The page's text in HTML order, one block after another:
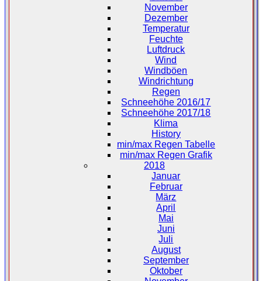
November
Dezember
Temperatur
Feuchte
Luftdruck
Wind
Windböen
Windrichtung
Regen
Schneehöhe 2016/17
Schneehöhe 2017/18
Klima
History
min/max Regen Tabelle
min/max Regen Grafik
2018
Januar
Februar
März
April
Mai
Juni
Juli
August
September
Oktober